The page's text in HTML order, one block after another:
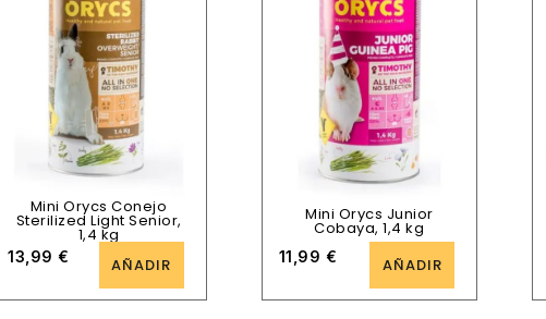
Mini Orycs Conejo
Sterilized Light Senior,
1,4 kg
13,99 € AÑADIR
Mini Orycs Junior
Cobaya, 1,4 kg
11,99 € AÑADIR